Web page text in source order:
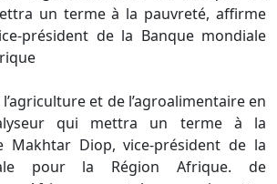
un terme à la pauvreté, affirme
président de la Banque mondiale
et de l’agroalimentaire en
qui mettra un terme à la
Makhtar Diop, vice-président de la
pour la Région Afrique. de